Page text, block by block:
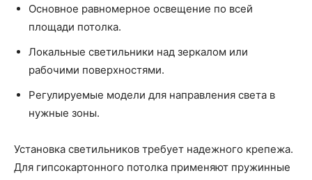
Основное равномерное освещение по всей
площади потолка.
Локальные светильники над зеркалом или
рабочими поверхностями.
Регулируемые модели для направления света в
нужные зоны.
Установка светильников требует надежного крепежа.
Для гипсокартонного потолка применяют пружинные